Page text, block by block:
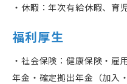
・休暇：年次有給休暇、育
福利厚生
・社会保険：健康保険・雇
年金・確定拠出年金（加入